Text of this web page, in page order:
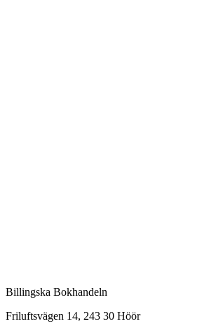
Billingska Bokhandeln
Friluftsvägen 14, 243 30 Höör